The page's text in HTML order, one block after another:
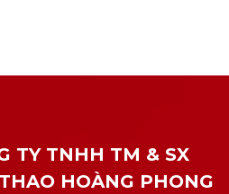
TY TNHH TM & SX
HOÀNG PHONG